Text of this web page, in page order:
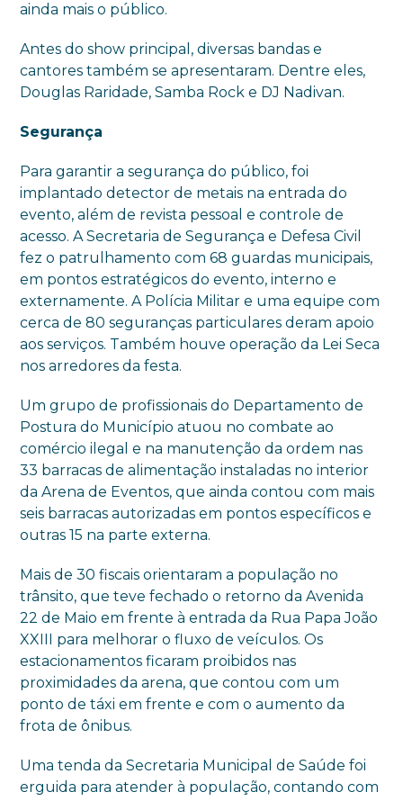
ainda mais o público.
Antes do show principal, diversas bandas e
cantores também se apresentaram. Dentre eles,
Douglas Raridade, Samba Rock e DJ Nadivan.
Segurança
Para garantir a segurança do público, foi
implantado detector de metais na entrada do
evento, além de revista pessoal e controle de
acesso. A Secretaria de Segurança e Defesa Civil
fez o patrulhamento com 68 guardas municipais,
em pontos estratégicos do evento, interno e
externamente. A Polícia Militar e uma equipe com
cerca de 80 seguranças particulares deram apoio
aos serviços. Também houve operação da Lei Seca
nos arredores da festa.
Um grupo de profissionais do Departamento de
Postura do Município atuou no combate ao
comércio ilegal e na manutenção da ordem nas
33 barracas de alimentação instaladas no interior
da Arena de Eventos, que ainda contou com mais
seis barracas autorizadas em pontos específicos e
outras 15 na parte externa.
Mais de 30 fiscais orientaram a população no
trânsito, que teve fechado o retorno da Avenida
22 de Maio em frente à entrada da Rua Papa João
XXIII para melhorar o fluxo de veículos. Os
estacionamentos ficaram proibidos nas
proximidades da arena, que contou com um
ponto de táxi em frente e com o aumento da
frota de ônibus.
Uma tenda da Secretaria Municipal de Saúde foi
erguida para atender à população, contando com